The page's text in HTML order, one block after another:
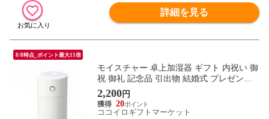
詳細を見る
8/8時点_ポイント最大11倍
モイスチャー 卓上加湿器 ギフト 内祝い 御
祝 御礼 記念品 引出物 結婚式 プレゼント
出産内祝い 結婚お祝い
2,200円
20
ココイロギフトマーケット